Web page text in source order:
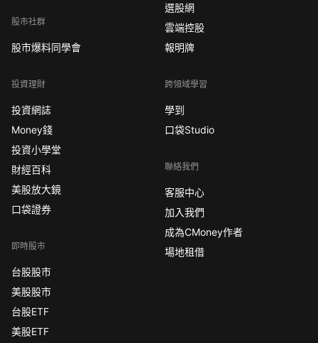
股市社群
股市爆料同學會
投資理財
投資網誌
Money錢
投資小學堂
財經百科
美股放大鏡
口袋證券
即時股市
台股股市
美股股市
台股ETF
美股ETF
選股網
雲端控股
報明牌
跨領域學習
學到
口袋Studio
聯絡我們
客服中心
加入我們
成為CMoney作者
場地租借